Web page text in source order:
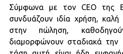
Σύμφωνα με τον CEO της
συνδυάζουν ιδία χρήση,
στην πώληση,
διαμορφώνουν σταδιακά